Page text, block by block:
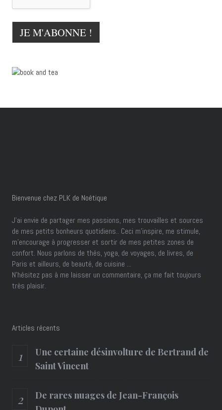
Bienvenue chez PLK de Noétique
J’ai envie de partager mes passions, mes trouvailles et sources
de mes petits bonheurs quotidiens.. Ceci m'inspire, me stimule,
m'encourage à progresser et sortir de mes petites zones de
confort. Nous parlons de thés, yoga, de voyages, de livres, de
Paris et ailleurs, de beauté, de cuisine ...
N'hésitez pas à me laisser un commentaire, ça me fait toujours
très plaisir.
Articles récents
Une certaine désinvolture de Bertrand de
Saint Vincent
De rares nuages de Jean-François